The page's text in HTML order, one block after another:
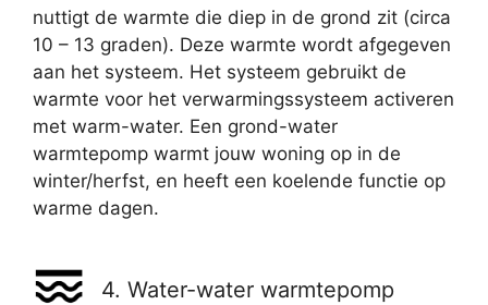
nuttigt de warmte die diep in de grond zit (circa
10 – 13 graden). Deze warmte wordt afgegeven
aan het systeem. Het systeem gebruikt de
warmte voor het verwarmingssysteem activeren
met warm-water. Een grond-water
warmtepomp warmt jouw woning op in de
winter/herfst, en heeft een koelende functie op
warme dagen.
4. Water-water warmtepomp